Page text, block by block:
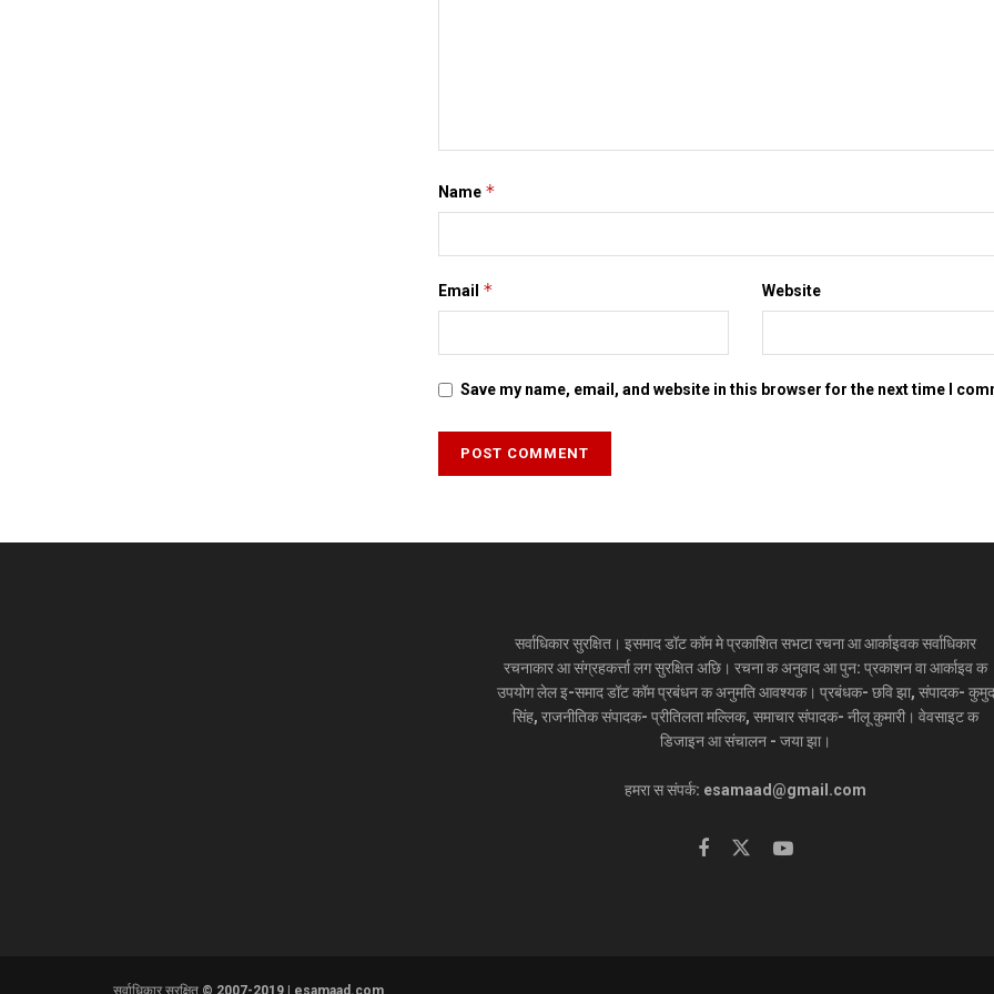
Name *
Email * Website
Save my name, email, and website in this browser for the next time I
सर्वाधिकार सुरक्षित। इसमाद डॉट कॉम मे प्रकाशित सभटा रचना आ आर्काइवक सर्वाधिकार
रचनाकार आ संग्रहकर्त्ता लग सुरक्षित अछि। रचना क अनुवाद आ पुन: प्रकाशन वा आर्काइव क
उपयोग लेल इ-समाद डॉट कॉम प्रबंधन क अनुमति आवश्यक। प्रबंधक- छवि झा, संपादक- कुमुद
सिंह, राजनीतिक संपादक- प्रीतिलता मल्लिक, समाचार संपादक- नीलू कुमारी। वेवसाइट क
डिजाइन आ संचालन - जया झा।
हमरा स संपर्क: esamaad@gmail.com